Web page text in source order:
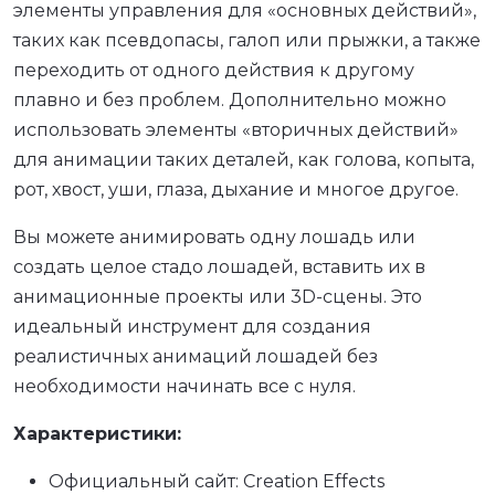
элементы управления для «основных действий»,
таких как псевдопасы, галоп или прыжки, а также
переходить от одного действия к другому
плавно и без проблем. Дополнительно можно
использовать элементы «вторичных действий»
для анимации таких деталей, как голова, копыта,
рот, хвост, уши, глаза, дыхание и многое другое.
Вы можете анимировать одну лошадь или
создать целое стадо лошадей, вставить их в
анимационные проекты или 3D-сцены. Это
идеальный инструмент для создания
реалистичных анимаций лошадей без
необходимости начинать все с нуля.
Характеристики:
Официальный сайт: Creation Effects